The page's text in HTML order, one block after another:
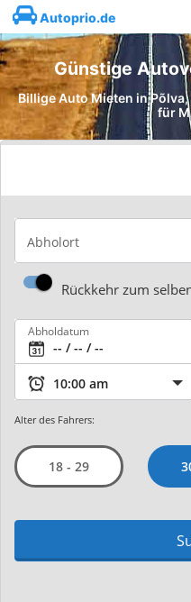
Autoprio.de
Günstige
Billige Auto Mieten in
für
Abholort
Rückkehr zum
Abholdatum
Alter des Fahrers:
18 - 29